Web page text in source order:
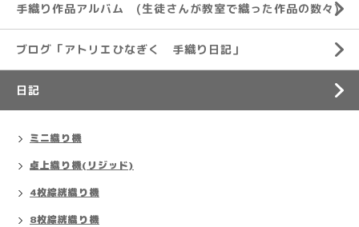
手織り作品アルバム (生徒さんが教室で織った作品の数々)
ブログ「アトリエひなぎく 手織り日記」
日記
ミニ織り機
卓上織り機(リジッド)
4枚綜絖織り機
8枚綜絖織り機